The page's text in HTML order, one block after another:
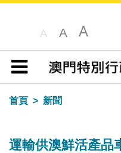
A A A
目錄
首頁
新聞
運輸供澳鮮活產品